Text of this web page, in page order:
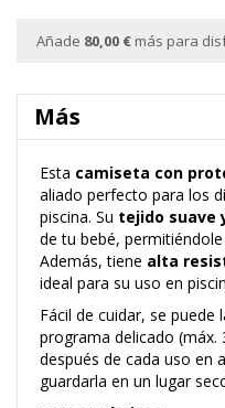
Añade 80,00 € más para
Más
Esta camiseta con
aliado perfecto para los
piscina. Su tejido suave
de tu bebé,
Además, tiene alta
ideal para su uso en
Fácil de cuidar, se puede
programa delicado (máx.
después de cada uso en
guardarla en un lugar